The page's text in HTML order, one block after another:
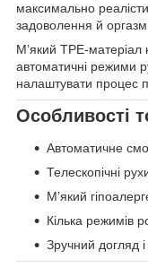
максимально
задоволення й
М’який TPE-матеріал
автоматичні режими
налаштувати процес
Особливості
Автоматичне
Телескопічні
М’який
Кілька режимів
Зручний догляд